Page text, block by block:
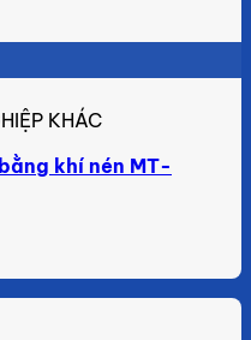
Add to wishlist
KHÁC
khí nén MT-